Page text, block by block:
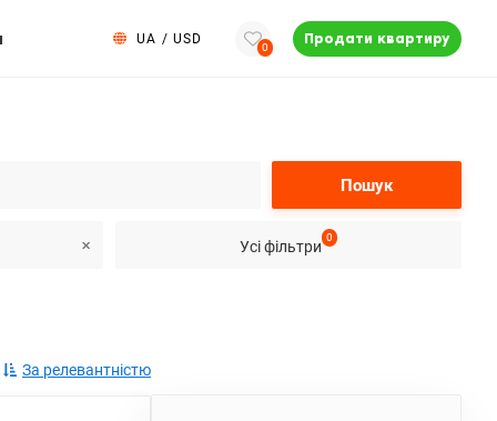
UA / USD
0
Продати квартиру
Пошук
Усі фільтри
0
За релевантністю